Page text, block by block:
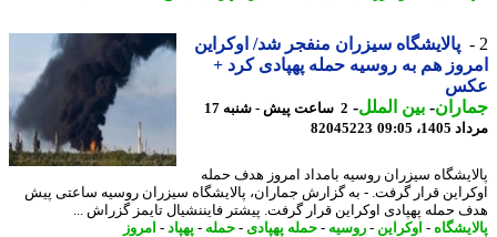
پالایشگاه سیزران منفجر شد/ اوکراین
هم به روسیه حمله پهپادی کرد +
- بین الملل-
2 ساعت پیش - شنبه 17
09:05
82045223
سیزران روسیه بامداد امروز هدف حمله
قرار گرفت. - به گزارش جماران، پالایشگاه سیزران روسیه ساعتی پیش
حمله پهپادی اوکراین قرار گرفت. پیشتر فایننشیال تایمز گزراش ...
-اوکراین- روسیه-حمله پهپادی-حمله-پهپاد -امروز